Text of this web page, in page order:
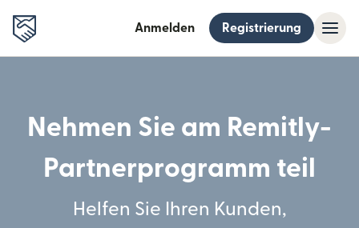
Anmelden Registrierung
Nehmen Sie am Remitly-
Partnerprogramm teil
Helfen Sie Ihren Kunden,